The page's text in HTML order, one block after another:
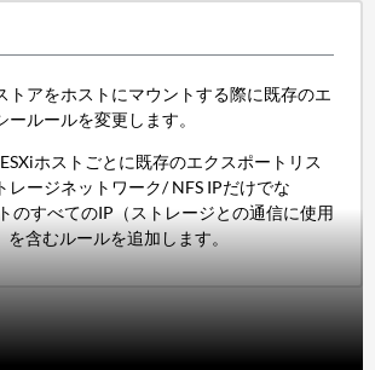
トアをホストにマウントする際に既存のエ
ルールを変更します。
ホストごとに既存のエクスポートリス
レージネットワーク/ NFS IPだけでな
のすべてのIP（ストレージとの通信に使用
を含むルールを追加します。